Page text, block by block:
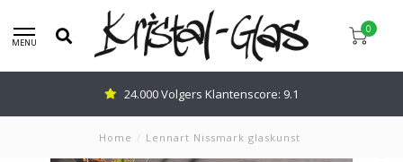
MENU
0
Advies nodig: Bel0345-637599
Home / Lennart Nissmark glaskunst